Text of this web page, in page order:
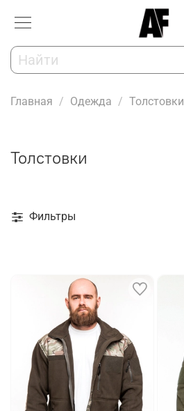
Главная Одежда Толстовки
Толстовки
Фильтры